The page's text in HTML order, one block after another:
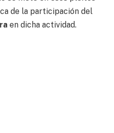
de la participación del
en dicha actividad.